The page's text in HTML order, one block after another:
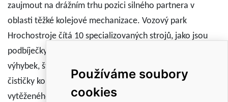
Používáme soubory
cookies
zaujmout na drážním trhu pozici silného partnera v
oblasti těžké kolejové mechanizace. Vozový park
Hrochostroje čítá 10 specializovaných strojů, jako jsou
podbíječky pro směrovou a výškovou úpravu kolejí a
výhybek, štěrkové pluhy pro úpravu štěrkového lože,
čističky kolejového lože s následným odvozem
vytěženého materiálu a 2 lokomotivy.